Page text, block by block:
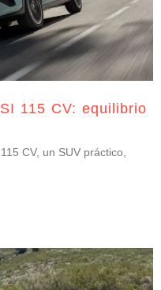
115 CV: equilibrio
CV, un SUV práctico,